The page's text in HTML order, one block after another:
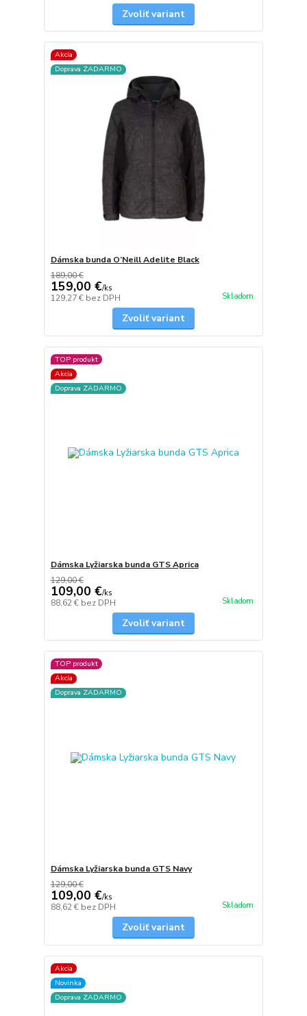
Zvoliť variant
Akcia
Doprava ZADARMO
Dámska bunda O’Neill Adelite Black
189,00 €
159,00 €/ks
129,27 € bez DPH Skladom
Zvoliť variant
TOP produkt
Akcia
Doprava ZADARMO
Dámska Lyžiarska bunda GTS Aprica
129,00 €
109,00 €/ks
88,62 € bez DPH Skladom
Zvoliť variant
TOP produkt
Akcia
Doprava ZADARMO
Dámska Lyžiarska bunda GTS Navy
129,00 €
109,00 €/ks
88,62 € bez DPH Skladom
Zvoliť variant
Akcia
Novinka
Doprava ZADARMO